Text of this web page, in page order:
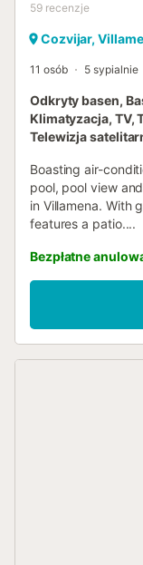
59 recenzje
Cozvijar,
11 osób 5 sypialnie
Odkryty basen,
Klimatyzacja, TV,
Telewizja
Boasting air-
pool, pool view
in Villamena. With
features a patio....
Bezpłatne